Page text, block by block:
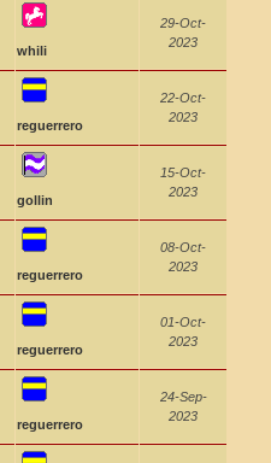
whili
29-Oct-
2023
reguerrero
22-Oct-
2023
gollin
15-Oct-
2023
reguerrero
08-Oct-
2023
reguerrero
01-Oct-
2023
reguerrero
24-Sep-
2023